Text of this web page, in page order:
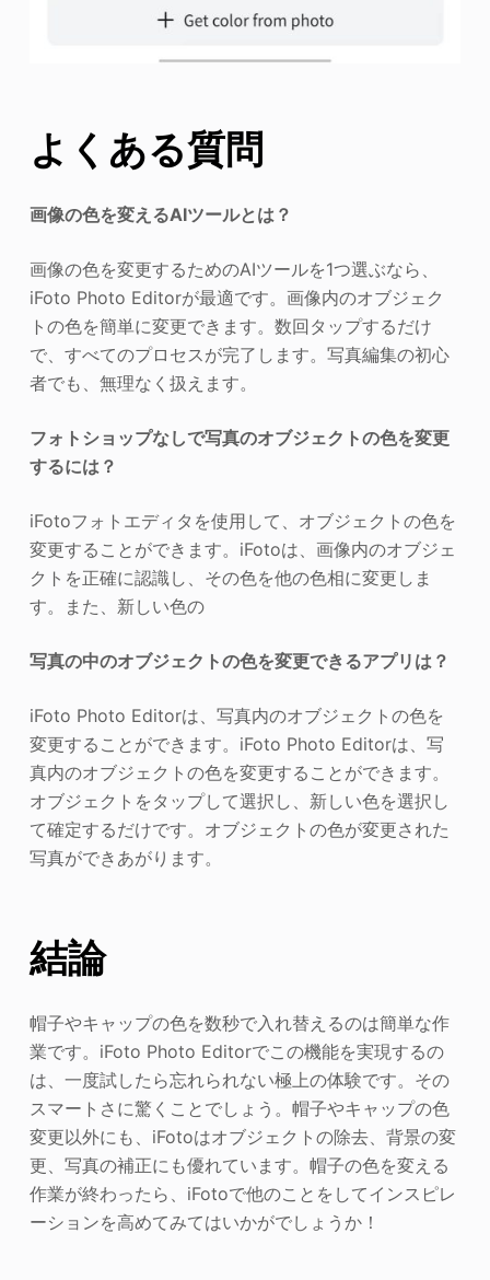
よくある質問
画像の色を変えるAIツールとは？
画像の色を変更するためのAIツールを1つ選ぶなら、
iFoto Photo Editorが最適です。画像内のオブジェク
トの色を簡単に変更できます。数回タップするだけ
で、すべてのプロセスが完了します。写真編集の初心
者でも、無理なく扱えます。
フォトショップなしで写真のオブジェクトの色を変更
するには？
iFotoフォトエディタを使用して、オブジェクトの色を
変更することができます。iFotoは、画像内のオブジェ
クトを正確に認識し、その色を他の色相に変更しま
す。また、新しい色の
写真の中のオブジェクトの色を変更できるアプリは？
iFoto Photo Editorは、写真内のオブジェクトの色を
変更することができます。iFoto Photo Editorは、写
真内のオブジェクトの色を変更することができます。
オブジェクトをタップして選択し、新しい色を選択し
て確定するだけです。オブジェクトの色が変更された
写真ができあがります。
結論
帽子やキャップの色を数秒で入れ替えるのは簡単な作
業です。iFoto Photo Editorでこの機能を実現するの
は、一度試したら忘れられない極上の体験です。その
スマートさに驚くことでしょう。帽子やキャップの色
変更以外にも、iFotoはオブジェクトの除去、背景の変
更、写真の補正にも優れています。帽子の色を変える
作業が終わったら、iFotoで他のことをしてインスピレ
ーションを高めてみてはいかがでしょうか！